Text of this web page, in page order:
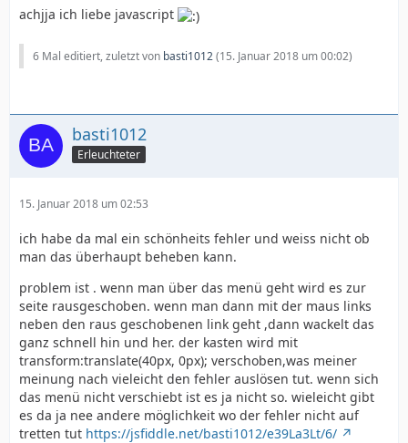
achjja ich liebe javascript
6 Mal editiert, zuletzt von basti1012(15. Januar 2018 um 00:02)
basti1012
Erleuchteter
15. Januar 2018 um 02:53
ich habe da mal ein schönheits fehler und weiss nicht ob
man das überhaupt beheben kann.
problem ist . wenn man über das menü geht wird es zur
seite rausgeschoben. wenn man dann mit der maus links
neben den raus geschobenen link geht ,dann wackelt das
ganz schnell hin und her. der kasten wird mit
transform:translate(40px, 0px); verschoben,was meiner
meinung nach vieleicht den fehler auslösen tut. wenn sich
das menü nicht verschiebt ist es ja nicht so. wieleicht gibt
es da ja nee andere möglichkeit wo der fehler nicht auf
tretten tut https://jsfiddle.net/basti1012/e39La3Lt/6/